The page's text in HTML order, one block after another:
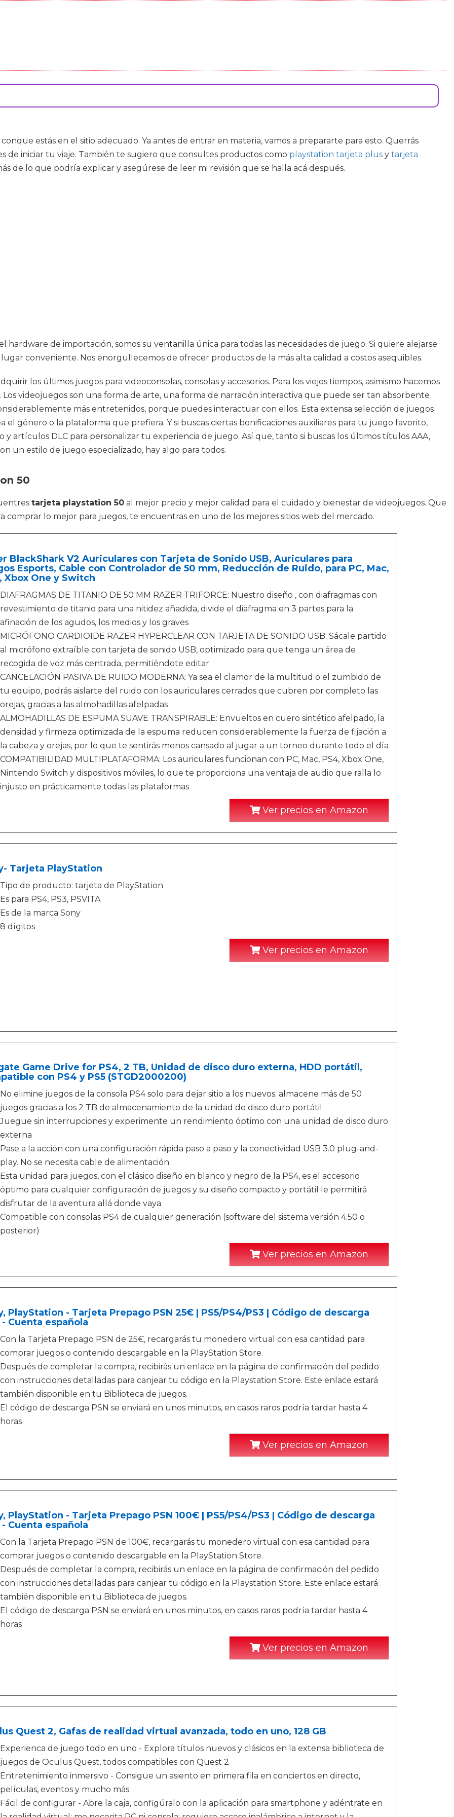
conque estás en el sitio adecuado. Ya antes de entrar en materia, vamos a prepararte para esto. Querrás
de iniciar tu viaje. También te sugiero que consultes productos como playstation tarjeta plus y tarjeta
de lo que podría explicar y asegúrese de leer mi revisión que se halla acá después.
hardware de importación, somos su ventanilla única para todas las necesidades de juego. Si quiere alejarse
conveniente. Nos enorgullecemos de ofrecer productos de la más alta calidad a costos asequibles.
los últimos juegos para videoconsolas, consolas y accesorios. Para los viejos tiempos, asimismo hacemos
videojuegos son una forma de arte, una forma de narración interactiva que puede ser tan absorbente
más entretenidos, porque puedes interactuar con ellos. Esta extensa selección de juegos
el género o la plataforma que prefiera. Y si buscas ciertas bonificaciones auxiliares para tu juego favorito,
artículos DLC para personalizar tu experiencia de juego. Así que, tanto si buscas los últimos títulos AAA,
un estilo de juego especializado, hay algo para todos.
50
tarjeta playstation 50 al mejor precio y mejor calidad para el cuidado y bienestar de videojuegos. Que
comprar lo mejor para juegos, te encuentras en uno de los mejores sitios web del mercado.
BlackShark V2 Auriculares con Tarjeta de Sonido USB, Auriculares para
Esports, Cable con Controlador de 50 mm, Reducción de Ruido, para PC, Mac,
Xbox One y Switch
DIAFRAGMAS DE TITANIO DE 50 MM RAZER TRIFORCE: Nuestro diseño , con diafragmas con
revestimiento de titanio para una nitidez añadida, divide el diafragma en 3 partes para la
afinación de los agudos, los medios y los graves
MICRÓFONO CARDIOIDE RAZER HYPERCLEAR CON TARJETA DE SONIDO USB: Sácale partido
al micrófono extraíble con tarjeta de sonido USB, optimizado para que tenga un área de
recogida de voz más centrada, permitiéndote editar
CANCELACIÓN PASIVA DE RUIDO MODERNA: Ya sea el clamor de la multitud o el zumbido de
tu equipo, podrás aislarte del ruido con los auriculares cerrados que cubren por completo las
orejas, gracias a las almohadillas afelpadas
ALMOHADILLAS DE ESPUMA SUAVE TRANSPIRABLE: Envueltos en cuero sintético afelpado, la
densidad y firmeza optimizada de la espuma reducen considerablemente la fuerza de fijación a
la cabeza y orejas, por lo que te sentirás menos cansado al jugar a un torneo durante todo el día
COMPATIBILIDAD MULTIPLATAFORMA: Los auriculares funcionan con PC, Mac, PS4, Xbox One,
Nintendo Switch y dispositivos móviles, lo que te proporciona una ventaja de audio que ralla lo
injusto en prácticamente todas las plataformas
Ver precios en Amazon
Tarjeta PlayStation
Tipo de producto: tarjeta de PlayStation
Es para PS4, PS3, PSVITA
Es de la marca Sony
8 dígitos
Ver precios en Amazon
Game Drive for PS4, 2 TB, Unidad de disco duro externa, HDD portátil,
con PS4 y PS5 (STGD2000200)
No elimine juegos de la consola PS4 solo para dejar sitio a los nuevos: almacene más de 50
juegos gracias a los 2 TB de almacenamiento de la unidad de disco duro portátil
Juegue sin interrupciones y experimente un rendimiento óptimo con una unidad de disco duro
externa
Pase a la acción con una configuración rápida paso a paso y la conectividad USB 3.0 plug-and-
play. No se necesita cable de alimentación
Esta unidad para juegos, con el clásico diseño en blanco y negro de la PS4, es el accesorio
óptimo para cualquier configuración de juegos y su diseño compacto y portátil le permitirá
disfrutar de la aventura allá donde vaya
Compatible con consolas PS4 de cualquier generación (software del sistema versión 4.50 o
posterior)
Ver precios en Amazon
PlayStation - Tarjeta Prepago PSN 25€ | PS5/PS4/PS3 | Código de descarga
- Cuenta española
Con la Tarjeta Prepago PSN de 25€, recargarás tu monedero virtual con esa cantidad para
comprar juegos o contenido descargable en la PlayStation Store.
Después de completar la compra, recibirás un enlace en la página de confirmación del pedido
con instrucciones detalladas para canjear tu código en la Playstation Store. Este enlace estará
también disponible en tu Biblioteca de juegos.
El código de descarga PSN se enviará en unos minutos, en casos raros podría tardar hasta 4
horas
Ver precios en Amazon
PlayStation - Tarjeta Prepago PSN 100€ | PS5/PS4/PS3 | Código de descarga
- Cuenta española
Con la Tarjeta Prepago PSN de 100€, recargarás tu monedero virtual con esa cantidad para
comprar juegos o contenido descargable en la PlayStation Store.
Después de completar la compra, recibirás un enlace en la página de confirmación del pedido
con instrucciones detalladas para canjear tu código en la Playstation Store. Este enlace estará
también disponible en tu Biblioteca de juegos.
El código de descarga PSN se enviará en unos minutos, en casos raros podría tardar hasta 4
horas
Ver precios en Amazon
Quest 2, Gafas de realidad virtual avanzada, todo en uno, 128 GB
Experienca de juego todo en uno - Explora títulos nuevos y clásicos en la extensa biblioteca de
juegos de Oculus Quest, todos compatibles con Quest 2
Entretenimiento inmersivo - Consigue un asiento en primera fila en conciertos en directo,
películas, eventos y mucho más
Fácil de configurar - Abre la caja, configúralo con la aplicación para smartphone y adéntrate en